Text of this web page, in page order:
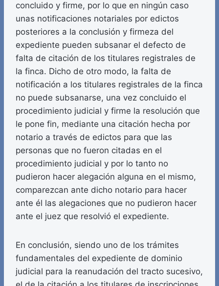
concluido y firme, por lo que en ningún caso
unas notificaciones notariales por edictos
posteriores a la conclusión y firmeza del
expediente pueden subsanar el defecto de
falta de citación de los titulares registrales de
la finca. Dicho de otro modo, la falta de
notificación a los titulares registrales de la finca
no puede subsanarse, una vez concluido el
procedimiento judicial y firme la resolución que
le pone fin, mediante una citación hecha por
notario a través de edictos para que las
personas que no fueron citadas en el
procedimiento judicial y por lo tanto no
pudieron hacer alegación alguna en el mismo,
comparezcan ante dicho notario para hacer
ante él las alegaciones que no pudieron hacer
ante el juez que resolvió el expediente.
En conclusión, siendo uno de los trámites
fundamentales del expediente de dominio
judicial para la reanudación del tracto sucesivo,